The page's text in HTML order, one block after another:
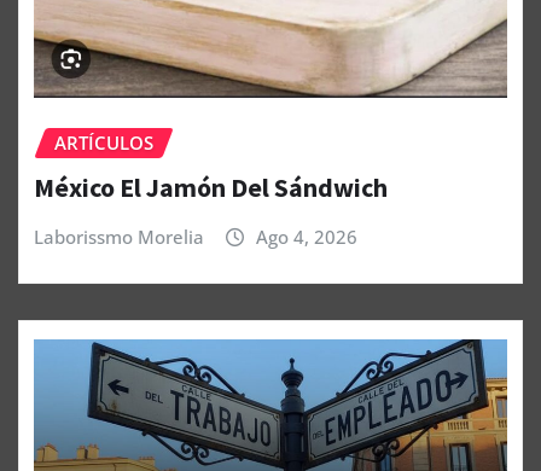
ARTÍCULOS
México El Jamón Del Sándwich
Laborissmo Morelia Ago 4, 2026